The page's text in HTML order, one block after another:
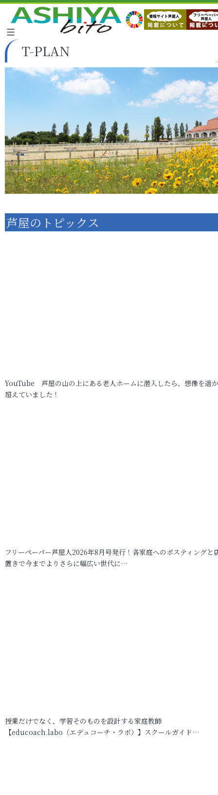
T-PLAN
芦屋のトピックス
YouTube 芦屋の山の上にある老人ホームに潜入したら、想像を遥
超えていました！
フリーペーパー芦屋人2026年8月号発行！各家庭へのポスティングと
置きで今までよりさらに幅広い世代に…
授業だけでなく、学習そのものを設計する家庭教師
【educoach.labo（エデュコーチ・ラボ）】スクールガイド…